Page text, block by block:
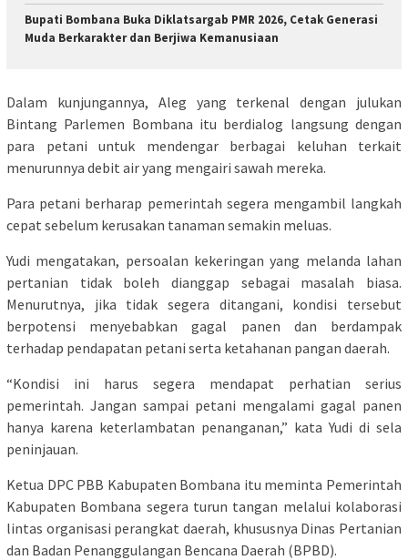
Bupati Bombana Buka Diklatsargab PMR 2026, Cetak Generasi
Muda Berkarakter dan Berjiwa Kemanusiaan
Dalam kunjungannya, Aleg yang terkenal dengan julukan
Bintang Parlemen Bombana itu berdialog langsung dengan
para petani untuk mendengar berbagai keluhan terkait
menurunnya debit air yang mengairi sawah mereka.
Para petani berharap pemerintah segera mengambil langkah
cepat sebelum kerusakan tanaman semakin meluas.
Yudi mengatakan, persoalan kekeringan yang melanda lahan
pertanian tidak boleh dianggap sebagai masalah biasa.
Menurutnya, jika tidak segera ditangani, kondisi tersebut
berpotensi menyebabkan gagal panen dan berdampak
terhadap pendapatan petani serta ketahanan pangan daerah.
“Kondisi ini harus segera mendapat perhatian serius
pemerintah. Jangan sampai petani mengalami gagal panen
hanya karena keterlambatan penanganan,” kata Yudi di sela
peninjauan.
Ketua DPC PBB Kabupaten Bombana itu meminta Pemerintah
Kabupaten Bombana segera turun tangan melalui kolaborasi
lintas organisasi perangkat daerah, khususnya Dinas Pertanian
dan Badan Penanggulangan Bencana Daerah (BPBD).